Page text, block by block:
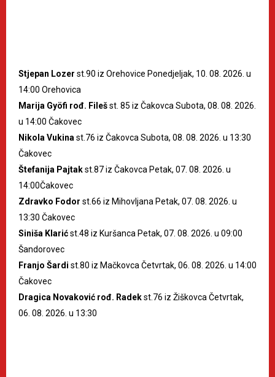
Stjepan Lozer st.90 iz Orehovice Ponedjeljak, 10. 08. 2026. u
14:00 Orehovica
Marija Gyöfi rođ. Filešst. 85 iz Čakovca Subota, 08. 08. 2026.
u 14:00 Čakovec
Nikola Vukinast.76 iz Čakovca Subota, 08. 08. 2026. u 13:30
Čakovec
Štefanija Pajtakst.87 iz Čakovca Petak, 07. 08. 2026. u
14:00Čakovec
Zdravko Fodor st.66 iz Mihovljana Petak, 07. 08. 2026. u
13:30 Čakovec
Siniša Klarićst.48 iz Kuršanca Petak, 07. 08. 2026. u 09:00
Šandorovec
Franjo Šardi st.80 iz Mačkovca Četvrtak, 06. 08. 2026. u 14:00
Čakovec
Dragica Novaković rođ. Radekst.76 iz Žiškovca Četvrtak,
06. 08. 2026. u 13:30